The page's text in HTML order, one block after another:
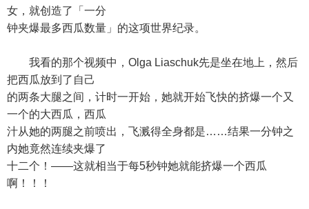
女，就创造了「一分
钟夹爆最多西瓜数量」的这项世界纪录。
我看的那个视频中，Olga Liaschuk先是坐在地上，然后
把西瓜放到了自己
的两条大腿之间，计时一开始，她就开始飞快的挤爆一个又
一个的大西瓜，西瓜
汁从她的两腿之前喷出，飞溅得全身都是……结果一分钟之
内她竟然连续夹爆了
十二个！——这就相当于每5秒钟她就能挤爆一个西瓜
啊！！！